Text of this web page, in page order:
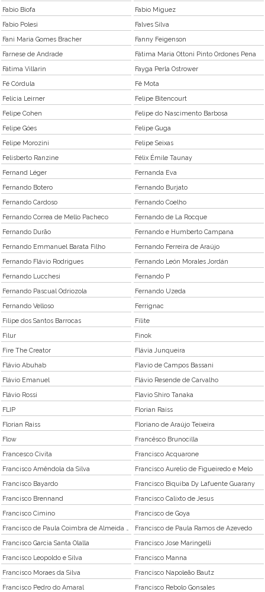
Fabio Biofa Fabio Miguez
Fabio Polesi Falves Silva
Fani Maria Gomes Bracher Fanny Feigenson
Farnese de Andrade Fátima Maria Ottoni Pinto Ordones Pena
Fátima Villarin Fayga Perla Ostrower
Fé Córdula Fê Mota
Felícia Leirner Felipe Bitencourt
Felipe Cohen Felipe do Nascimento Barbosa
Felipe Góes Felipe Guga
Felipe Morozini Felipe Seixas
Felisberto Ranzine Félix Émile Taunay
Fernand Léger Fernanda Eva
Fernando Botero Fernando Burjato
Fernando Cardoso Fernando Coelho
Fernando Correa de Mello Pacheco Fernando de La Rocque
Fernando Durão Fernando e Humberto Campana
Fernando Emmanuel Barata Filho Fernando Ferreira de Araújo
Fernando Flávio Rodrigues Fernando León Morales Jordán
Fernando Lucchesi Fernando P
Fernando Pascual Odriozola Fernando Uzeda
Fernando Velloso Ferrignac
Filipe dos Santos Barrocas Filite
Filur Finok
Fire The Creator Flávia Junqueira
Flávio Abuhab Flavio de Campos Bassani
Flávio Emanuel Flávio Resende de Carvalho
Flávio Rossi Flavio Shiro Tanaka
FLIP Florian Raiss
Florian Raiss Floriano de Araújo Teixeira
Flow Francêsco Brunocilla
Francesco Civita Francisco Acquarone
Francisco Amêndola da Silva Francisco Aurelio de Figueiredo e Melo
Francisco Bayardo Francisco Biquiba Dy Lafuente Guarany
Francisco Brennand Francisco Calixto de Jesus
Francisco Cimino Francisco de Goya
Francisco de Paula Ramos de Azevedo
Francisco Garcia Santa Olalla Francisco Jose Maringelli
Francisco Leopoldo e Silva Francisco Manna
Francisco Moraes da Silva Francisco Napoleão Bautz
Francisco Pedro do Amaral Francisco Rebolo Gonsales